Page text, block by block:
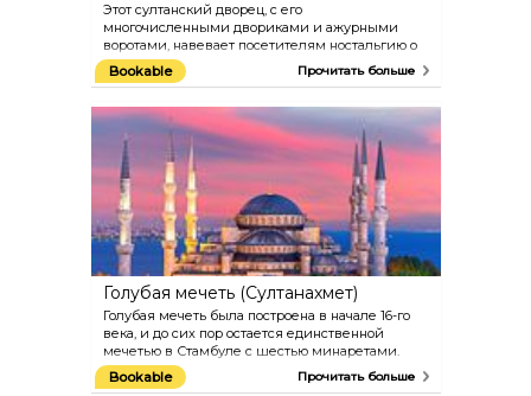
Этот султанский дворец, с его
многочисленными двориками и ажурными
воротами, навевает посетителям ностальгию о
далеком прошлом. На его территории
находится несколько музеев, самые
которой хранятся знаменитый кинжал Топкапы
и алмаз Спунмейкера, и гарем, в котором жили
жены и дети султана (посещение обоих не
включено в стоимость билета во дворец).
Bookable Прочитать больше
Голубая мечеть (Султанахмет)
Голубая мечеть была построена в начале 16-го
века, и до сих пор остается единственной
мечетью в Стамбуле с шестью минаретами.
Здание получило свое название из-за 20 000
синих плиток Изник, использованных при его
Bookable Прочитать больше